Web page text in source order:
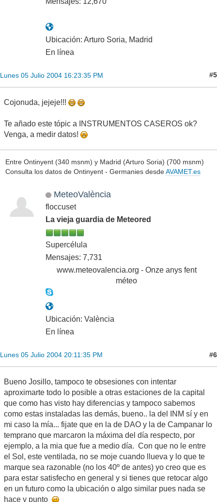
Ubicación: Arturo Soria, Madrid
En línea
Lunes 05 Julio 2004 16:23:35 PM #5
Cojonuda, jejeje!!!
Te añado este tópic a INSTRUMENTOS CASEROS ok?
Venga, a medir datos!
Entre Ontinyent (340 msnm) y Madrid (Arturo Soria) (700 msnm)
Consulta los datos de Ontinyent - Germanies desdeAVAMET.es
MeteoValència
floccuset
La vieja guardia de Meteored
Supercélula
Mensajes: 7,731
www.meteovalencia.org - Onze anys fent
méteo
Ubicación: València
En línea
Lunes 05 Julio 2004 20:11:35 PM #6
Bueno Josillo, tampoco te obsesiones con intentar
aproximarte todo lo posible a otras estaciones de la capital
que como has visto hay diferencias y tampoco sabemos
como estas instaladas las demás, bueno.. la del INM sí y en
mi caso la mía... fijate que en la de DAO y la de Campanar lo
temprano que marcaron la máxima del día respecto, por
ejemplo, a la mia que fue a medio día. Con que no le entre
el Sol, este ventilada, no se moje cuando llueva y lo que te
marque sea razonable (no los 40º de antes) yo creo que es
para estar satisfecho en general y si tienes que retocar algo
en un futuro como la ubicación o algo similar pues nada se
hace y punto